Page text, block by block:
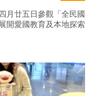
月廿五日參觀「全民國
開愛國教育及本地探索